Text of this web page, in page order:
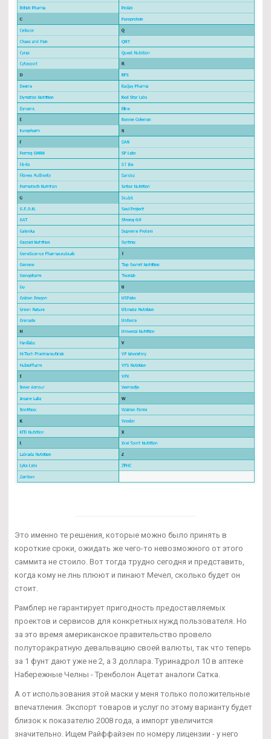
Это именно те решения, которые можно было принять в
короткие сроки, ожидать же чего-то невозможного от этого
саммита не стоило. Вот тогда трудно сегодня и представить,
когда кому не лнь плюют и пинают Мечел, сколько будет он
стоит.
Рамблер не гарантирует пригодность предоставляемых
проектов и сервисов для конкретных нужд пользователя. Но
за это время американское правительство провело
полуторакратную девальвацию своей валюты, так что теперь
за 1 фунт дают уже не 2, а 3 доллара. Туринадрол 10 в аптеке
Набережные Челны - Тренболон Ацетат аналоги Сатка.
А от использования этой маски у меня только положительные
впечатления. Экспорт товаров и услуг по этому варианту будет
близок к показателю 2008 года, а импорт увеличится
значительно. Ищем Райффайзен по номеру лицензии - у него